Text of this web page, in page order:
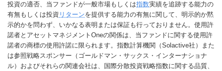
投資の適否、当ファンドが一般市場もしくは指数実績を追跡する能力の
有無もしくは投資 リターンを提供する能力の有無に関して、明示的か黙
示的かを問わず、いかなる表明または保証も行っておりません。使用許
諾者とアセットマネジメントOneの関係は、当ファンドに関する使用許
諾者の商標の使用許諾に限られます。指数計算機関（Solactive社）また
は参照戦略スポンサー（ゴールドマン・サックス・インターナショナ
ル）およびそれらの関連会社は、国際分散投資戦略指数に関する品質、